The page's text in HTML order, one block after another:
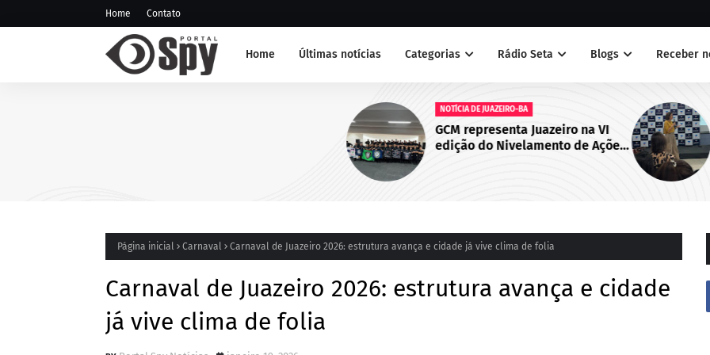
Home Contato
Home Últimas notícias Categorias Rádio Seta Blogs Receber
GCM representa Juazeiro na VI
edição do Nivelamento de Ações
Táticas (NAT-ROMU), em Cabo de
NOTÍCIAS
Juazeiro sedia primeiro encontro
do Cegras e fortalece integração
da saúde na Macrorregião Norte
Página inicial Carnaval Carnaval de Juazeiro 2026: estrutura avança e cidade já vive clima de folia
Carnaval de Juazeiro 2026: estrutura avança e cidade
já vive clima de folia